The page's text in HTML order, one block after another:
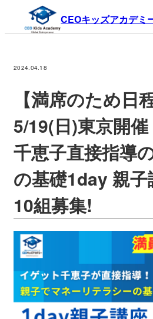
CEOキッズアカデミ
2024.04.18
【満席のため日
5/19(日)東京開
千恵子直接指導
の基礎1day 親子
10組募集!